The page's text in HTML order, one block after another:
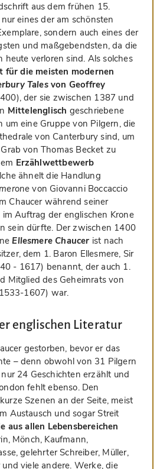
aus dem frühen 15.
eines der am schönsten
sondern auch eines der
und maßgebendsten, da die
heute verloren sind. Als solches
für die meisten modernen
Talesvon Geoffrey
der sie zwischen 1387 und
Mittelenglisch geschriebene
um eine Gruppe von Pilgern, die
von Canterbury sind, um
von Thomas Becket zu
Erzählwettbewerb
ähnelt die Handlung
von Giovanni Boccaccio
Chaucer während seiner
Auftrag der englischen Krone
sein dürfte. Der zwischen 1400
Ellesmere Chaucer ist nach
dem 1. Baron Ellesmere, Sir
- 1617) benannt, der auch 1.
Mitglied des Geheimrats von
1607) war.
englischen Literatur
gestorben, bevor er das
– denn obwohl von 31 Pilgern
24 Geschichten erzählt und
fehlt ebenso. Den
Szenen an der Seite, meist
Austausch und sogar Streit
aus allen Lebensbereichen
Mönch, Kaufmann,
gelehrter Schreiber, Müller,
viele andere. Werke, die